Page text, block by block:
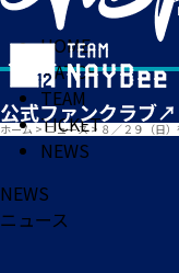
HOME
MATCH
TEAM
TICKET
NEWS
ホーム > ニュース> ８／２９（日
NEWS
ニュース